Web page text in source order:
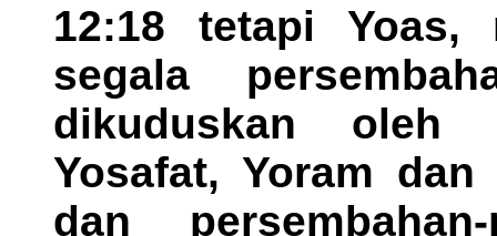
12:18 tetapi Yoas,
segala
dikuduskan oleh
Yosafat, Yoram
dan